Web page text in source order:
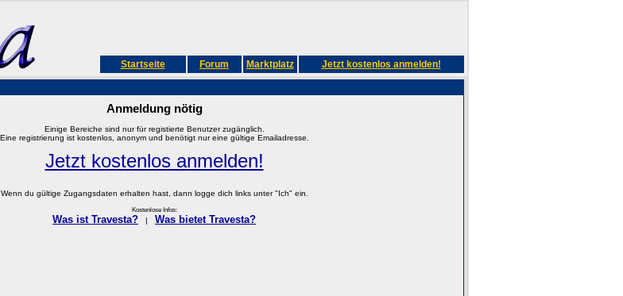
Startseite Forum Marktplatz Jetzt kostenlos anmelden!
Anmeldung nötig
Einige Bereiche sind nur für registierte Benutzer zugänglich.
Eine registrierung ist kostenlos, anonym und benötigt nur eine gültige Emailadresse.
Jetzt kostenlos anmelden!
Wenn du gültige Zugangsdaten erhalten hast, dann logge dich links unter "Ich" ein.
Kostenlose Infos:
Was ist Travesta? Was bietet Travesta?